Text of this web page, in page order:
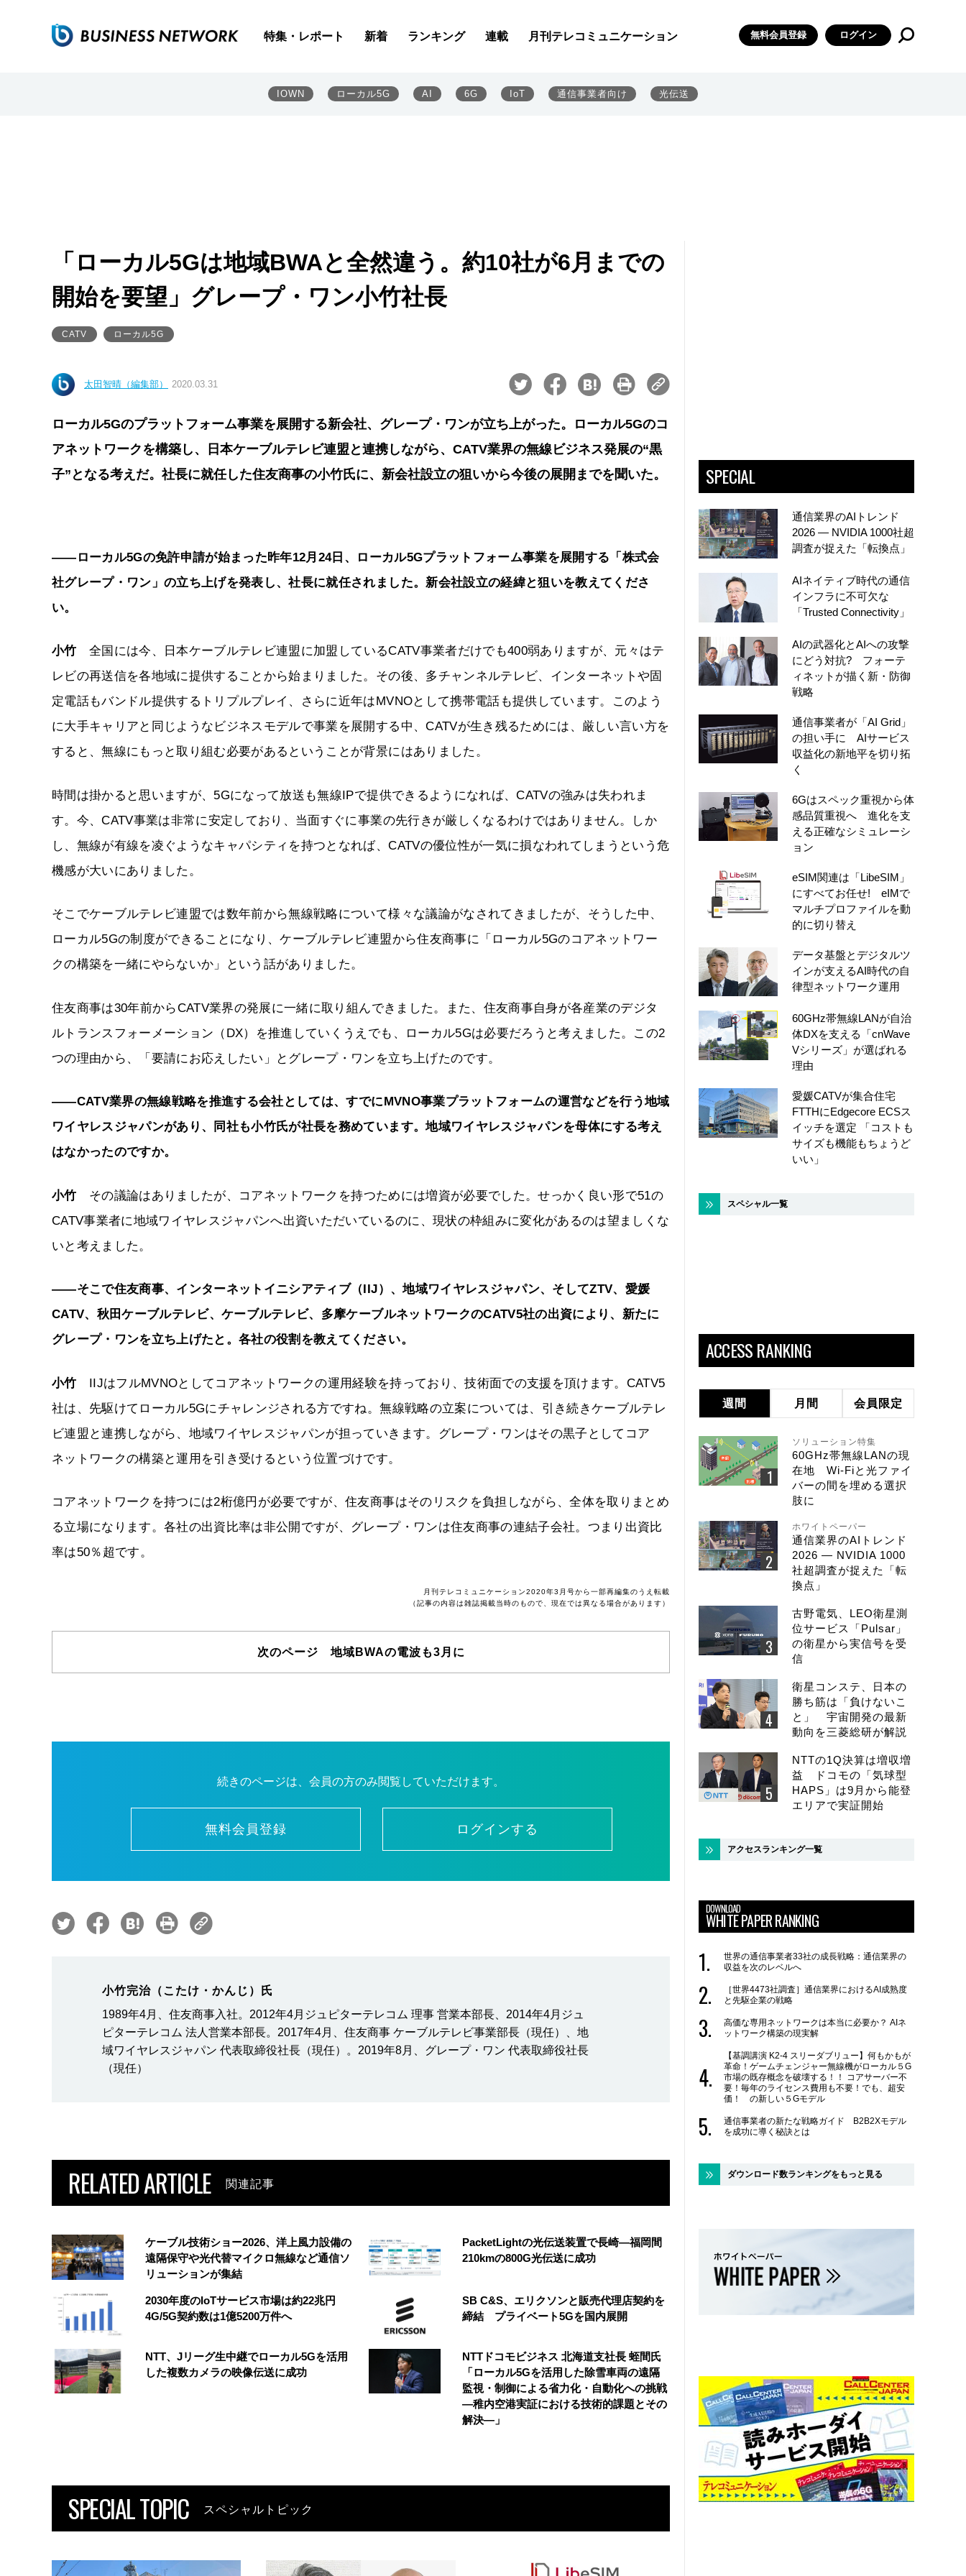
特集・レポート 新着 ランキング 連載 月刊テレコミュニケーション 無料会員登録 ログイン
IOWN ローカル5G AI 6G IoT 通信事業者向け 光伝送
「ローカル5Gは地域BWAと全然違う。約10社が6月までの
開始を要望」グレープ・ワン小竹社長
CATV ローカル5G
太田智晴（編集部） 2020.03.31
ローカル5Gのプラットフォーム事業を展開する新会社、グレープ・ワンが立ち上がった。ローカル5Gのコ
アネットワークを構築し、日本ケーブルテレビ連盟と連携しながら、CATV業界の無線ビジネス発展の“黒
子”となる考えだ。社長に就任した住友商事の小竹氏に、新会社設立の狙いから今後の展開までを聞いた。
――ローカル5Gの免許申請が始まった昨年12月24日、ローカル5Gプラットフォーム事業を展開する「株式会
社グレープ・ワン」の立ち上げを発表し、社長に就任されました。新会社設立の経緯と狙いを教えてくださ
い。
小竹 全国には今、日本ケーブルテレビ連盟に加盟しているCATV事業者だけでも400弱ありますが、元々はテ
レビの再送信を各地域に提供することから始まりました。その後、多チャンネルテレビ、インターネットや固
定電話もバンドル提供するトリプルプレイ、さらに近年はMVNOとして携帯電話も提供しています。このよう
に大手キャリアと同じようなビジネスモデルで事業を展開する中、CATVが生き残るためには、厳しい言い方を
すると、無線にもっと取り組む必要があるということが背景にはありました。
時間は掛かると思いますが、5Gになって放送も無線IPで提供できるようになれば、CATVの強みは失われま
す。今、CATV事業は非常に安定しており、当面すぐに事業の先行きが厳しくなるわけではありません。しか
し、無線が有線を凌ぐようなキャパシティを持つとなれば、CATVの優位性が一気に損なわれてしまうという危
機感が大いにありました。
そこでケーブルテレビ連盟では数年前から無線戦略について様々な議論がなされてきましたが、そうした中、
ローカル5Gの制度ができることになり、ケーブルテレビ連盟から住友商事に「ローカル5Gのコアネットワー
クの構築を一緒にやらないか」という話がありました。
住友商事は30年前からCATV業界の発展に一緒に取り組んできました。また、住友商事自身が各産業のデジタ
ルトランスフォーメーション（DX）を推進していくうえでも、ローカル5Gは必要だろうと考えました。この2
つの理由から、「要請にお応えしたい」とグレープ・ワンを立ち上げたのです。
――CATV業界の無線戦略を推進する会社としては、すでにMVNO事業プラットフォームの運営などを行う地域
ワイヤレスジャパンがあり、同社も小竹氏が社長を務めています。地域ワイヤレスジャパンを母体にする考え
はなかったのですか。
小竹 その議論はありましたが、コアネットワークを持つためには増資が必要でした。せっかく良い形で51の
CATV事業者に地域ワイヤレスジャパンへ出資いただいているのに、現状の枠組みに変化があるのは望ましくな
いと考えました。
――そこで住友商事、インターネットイニシアティブ（IIJ）、地域ワイヤレスジャパン、そしてZTV、愛媛
CATV、秋田ケーブルテレビ、ケーブルテレビ、多摩ケーブルネットワークのCATV5社の出資により、新たに
グレープ・ワンを立ち上げたと。各社の役割を教えてください。
小竹 IIJはフルMVNOとしてコアネットワークの運用経験を持っており、技術面での支援を頂けます。CATV5
社は、先駆けてローカル5Gにチャレンジされる方ですね。無線戦略の立案については、引き続きケーブルテレ
ビ連盟と連携しながら、地域ワイヤレスジャパンが担っていきます。グレープ・ワンはその黒子としてコア
ネットワークの構築と運用を引き受けるという位置づけです。
コアネットワークを持つには2桁億円が必要ですが、住友商事はそのリスクを負担しながら、全体を取りまとめ
る立場になります。各社の出資比率は非公開ですが、グレープ・ワンは住友商事の連結子会社。つまり出資比
率は50％超です。
月刊テレコミュニケーション2020年3月号から一部再編集のうえ転載
（記事の内容は雑誌掲載当時のもので、現在では異なる場合があります）
次のページ 地域BWAの電波も3月に
続きのページは、会員の方のみ閲覧していただけます。
無料会員登録 ログインする
小竹完治（こたけ・かんじ）氏
1989年4月、住友商事入社。2012年4月ジュピターテレコム 理事 営業本部長、2014年4月ジュ
ピターテレコム 法人営業本部長。2017年4月、住友商事 ケーブルテレビ事業部長（現任）、地
域ワイヤレスジャパン 代表取締役社長（現任）。2019年8月、グレープ・ワン 代表取締役社長
（現任）
RELATED ARTICLE 関連記事
ケーブル技術ショー2026、洋上風力設備の
遠隔保守や光代替マイクロ無線など通信ソ
リューションが集結
PacketLightの光伝送装置で長崎―福岡間
210kmの800G光伝送に成功
2030年度のIoTサービス市場は約22兆円
4G/5G契約数は1億5200万件へ
SB C&S、エリクソンと販売代理店契約を
締結 プライベート5Gを国内展開
NTT、Jリーグ生中継でローカル5Gを活用
した複数カメラの映像伝送に成功
NTTドコモビジネス 北海道支社長 蛭間氏
「ローカル5Gを活用した除雪車両の遠隔
監視・制御による省力化・自動化への挑戦
―稚内空港実証における技術的課題とその
解決―」
SPECIAL TOPIC スペシャルトピック
SPECIAL
通信業界のAIトレンド
2026 ― NVIDIA 1000社超
調査が捉えた「転換点」
AIネイティブ時代の通信
インフラに不可欠な
「Trusted Connectivity」
AIの武器化とAIへの攻撃
にどう対抗? フォーテ
ィネットが描く新・防御
戦略
通信事業者が「AI Grid」
の担い手に AIサービス
収益化の新地平を切り拓
く
6Gはスペック重視から体
感品質重視へ 進化を支
える正確なシミュレーシ
ョン
eSIM関連は「LibeSIM」
にすべてお任せ! eIMで
マルチプロファイルを動
的に切り替え
データ基盤とデジタルツ
インが支えるAI時代の自
律型ネットワーク運用
60GHz帯無線LANが自治
体DXを支える「cnWave
Vシリーズ」が選ばれる
理由
愛媛CATVが集合住宅
FTTHにEdgecore ECSス
イッチを選定 「コストも
サイズも機能もちょうど
いい」
スペシャル一覧
ACCESS RANKING
週間 月間 会員限定
ソリューション特集
60GHz帯無線LANの現
在地 Wi-Fiと光ファイ
バーの間を埋める選択
肢に
ホワイトペーパー
通信業界のAIトレンド
2026 ― NVIDIA 1000
社超調査が捉えた「転
換点」
古野電気、LEO衛星測
位サービス「Pulsar」
の衛星から実信号を受
信
衛星コンステ、日本の
勝ち筋は「負けないこ
と」 宇宙開発の最新
動向を三菱総研が解説
NTTの1Q決算は増収増
益 ドコモの「気球型
HAPS」は9月から能登
エリアで実証開始
アクセスランキング一覧
DOWNLOAD
WHITE PAPER RANKING
世界の通信事業者33社の成長戦略：通信業界の
収益を次のレベルへ
［世界4473社調査］通信業界におけるAI成熟度
と先駆企業の戦略
高価な専用ネットワークは本当に必要か？ AIネ
ットワーク構築の現実解
【基調講演 K2-4 スリーダブリュー】何もかもが
革命！ゲームチェンジャー無線機がローカル５G
市場の既存概念を破壊する！！ コアサーバー不
要！毎年のライセンス費用も不要！でも、超安
価！ の新しい５Gモデル
通信事業者の新たな戦略ガイド B2B2Xモデル
を成功に導く秘訣とは
ダウンロード数ランキングをもっと見る